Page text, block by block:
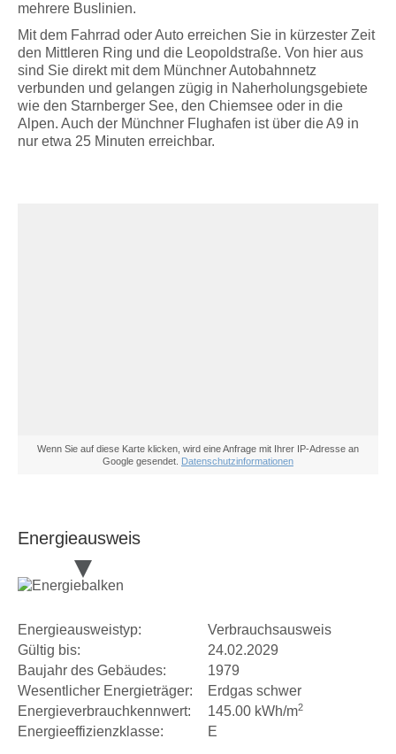
mehrere Buslinien.
Mit dem Fahrrad oder Auto erreichen Sie in kürzester Zeit
den Mittleren Ring und die Leopoldstraße. Von hier aus
sind Sie direkt mit dem Münchner Autobahnnetz
verbunden und gelangen zügig in Naherholungsgebiete
wie den Starnberger See, den Chiemsee oder in die
Alpen. Auch der Münchner Flughafen ist über die A9 in
nur etwa 25 Minuten erreichbar.
Wenn Sie auf diese Karte klicken, wird eine Anfrage mit Ihrer IP-Adresse an
Google gesendet. Datenschutzinformationen
Energieausweis
Energieausweistyp:
Verbrauchsausweis
Gültig bis:
24.02.2029
Baujahr des Gebäudes:
1979
Wesentlicher Energieträger:
Erdgas schwer
Energieverbrauchkennwert:
145.00 kWh/m2
Energieeffizienzklasse: E